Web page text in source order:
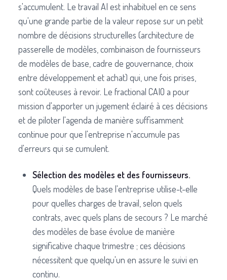
s'accumulent. Le travail AI est inhabituel en ce sens
qu'une grande partie de la valeur repose sur un petit
nombre de décisions structurelles (architecture de
passerelle de modèles, combinaison de fournisseurs
de modèles de base, cadre de gouvernance, choix
entre développement et achat) qui, une fois prises,
sont coûteuses à revoir. Le fractional CAIO a pour
mission d'apporter un jugement éclairé à ces décisions
et de piloter l'agenda de manière suffisamment
continue pour que l'entreprise n'accumule pas
d'erreurs qui se cumulent.
Sélection des modèles et des fournisseurs.
Quels modèles de base l'entreprise utilise-t-elle
pour quelles charges de travail, selon quels
contrats, avec quels plans de secours ? Le marché
des modèles de base évolue de manière
significative chaque trimestre ; ces décisions
nécessitent que quelqu'un en assure le suivi en
continu.